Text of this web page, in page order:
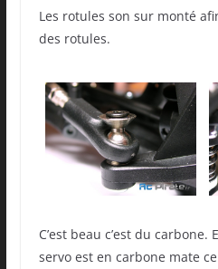
Les rotules son sur monté
des rotules.
C’est beau c’est du
servo est en carbone mate